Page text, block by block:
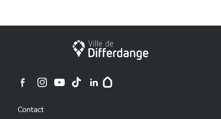
Ville de Differdange
Ville de Differdange sur Instagram
Contact